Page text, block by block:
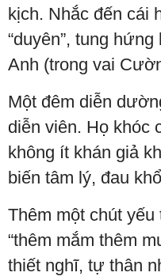
kịch. Nhắc đến cái
“duyên”, tung
Anh (trong vai
Một đêm diễn
diễn viên. Họ khóc
không ít khán giả
biến tâm lý, đau
Thêm một chút
“thêm mắm thêm
thiết nghĩ, tự thân